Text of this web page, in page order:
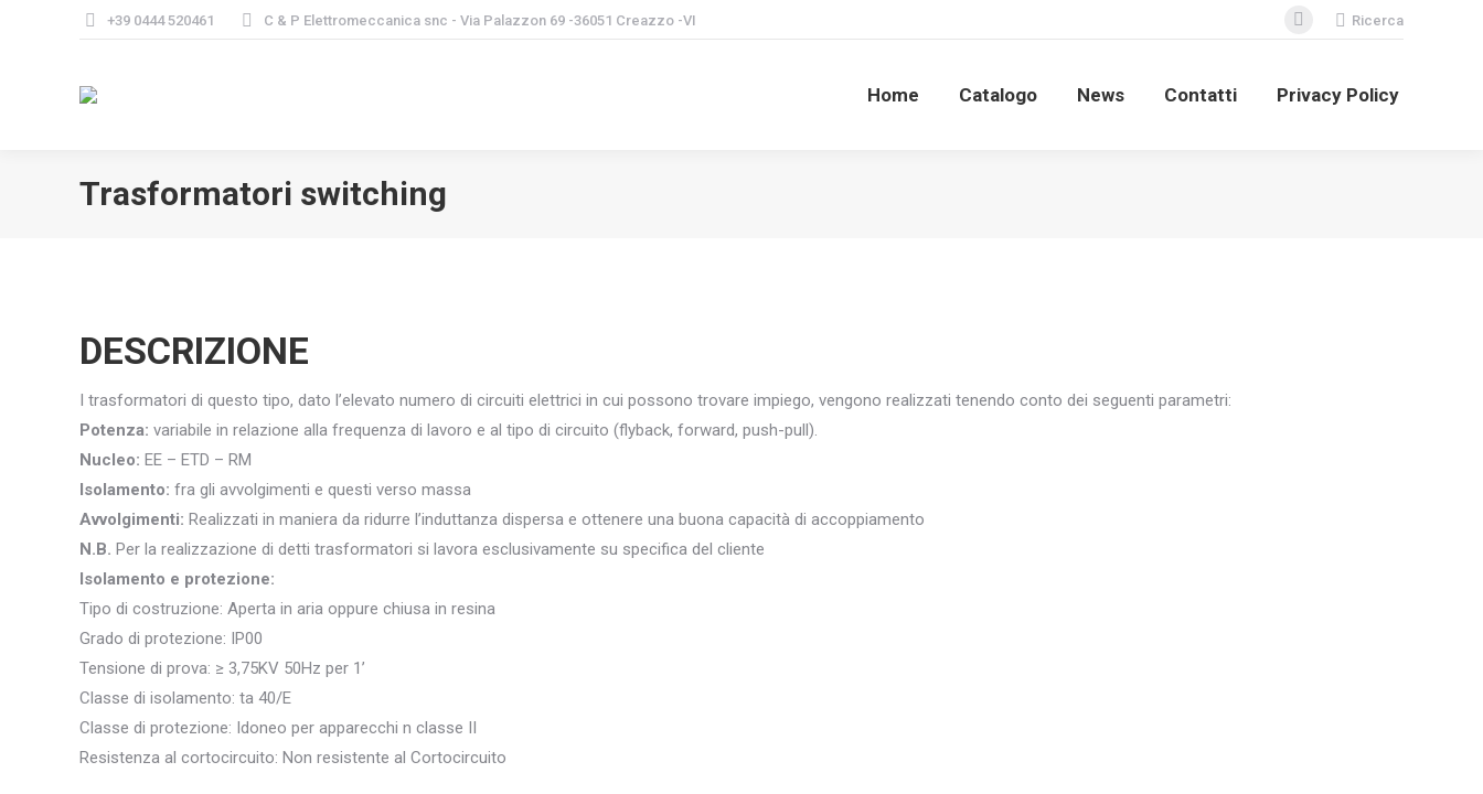
+39 0444 520461 C & P Elettromeccanica snc - Via Palazzon 69 -36051 Creazzo -VI
opens
Cerca:
Ricerca
Home Catalogo News Contatti Privacy Policy
Trasformatori switching
DESCRIZIONE
I trasformatori di questo tipo, dato l’elevato numero di circuiti elettrici in cui possono trovare impiego, vengono realizzati tenendo conto dei seguenti parametri:
Potenza: variabile in relazione alla frequenza di lavoro e al tipo di circuito (flyback, forward, push-pull).
Nucleo: EE – ETD – RM
Isolamento: fra gli avvolgimenti e questi verso massa
Avvolgimenti: Realizzati in maniera da ridurre l’induttanza dispersa e ottenere una buona capacità di accoppiamento
N.B. Per la realizzazione di detti trasformatori si lavora esclusivamente su specifica del cliente
Isolamento e protezione:
Tipo di costruzione: Aperta in aria oppure chiusa in resina
Grado di protezione: IP00
Tensione di prova: ≥ 3,75KV 50Hz per 1’
Classe di isolamento: ta 40/E
Classe di protezione: Idoneo per apparecchi n classe II
Resistenza al cortocircuito: Non resistente al Cortocircuito